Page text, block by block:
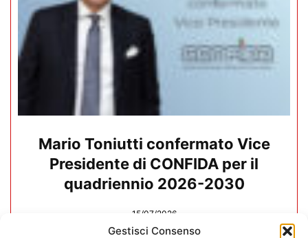
Gestisci Consenso
Mario Toniutti confermato Vice
Presidente di CONFIDA per il
quadriennio 2026-2030
15/07/2026